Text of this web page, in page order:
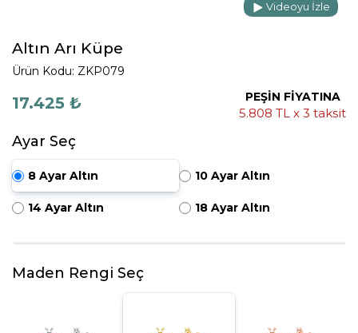
Videoyu İzle
Altın Arı Küpe
Ürün Kodu: ZKP079
17.425 ₺ PEŞİN FİYATINA
5.808 TL x 3 taksit
Ayar Seç
8 Ayar Altın 10 Ayar Altın
14 Ayar Altın 18 Ayar Altın
Maden Rengi Seç